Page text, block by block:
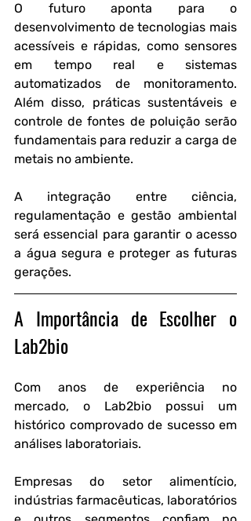
O futuro aponta para o
desenvolvimento de tecnologias mais
acessíveis e rápidas, como sensores
em tempo real e sistemas
automatizados de monitoramento.
Além disso, práticas sustentáveis e
controle de fontes de poluição serão
fundamentais para reduzir a carga de
metais no ambiente.
A integração entre ciência,
regulamentação e gestão ambiental
será essencial para garantir o acesso
a água segura e proteger as futuras
gerações.
A Importância de Escolher o
Lab2bio
Com anos de experiência no
mercado, o Lab2bio possui um
histórico comprovado de sucesso em
análises laboratoriais.
Empresas do setor alimentício,
indústrias farmacêuticas, laboratórios